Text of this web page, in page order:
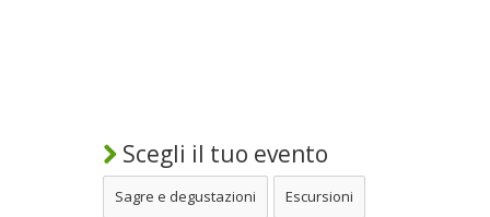
Scegli il tuo evento
Sagre e degustazioni Escursioni